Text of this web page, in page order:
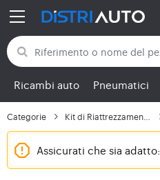
Torna alle categorie
Ricambi auto Pneumatici
Categorie
Assicurati che sia adatto: